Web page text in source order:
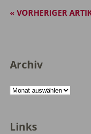
« VORHERIGER
Archiv
Archiv
Links